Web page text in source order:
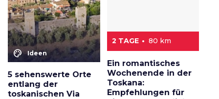
color_lens Ideen
5 sehenswerte Orte
entlang der
toskanischen Via
2 TAGE 80 km
Ein romantisches
Wochenende in der
Toskana:
Empfehlungen für